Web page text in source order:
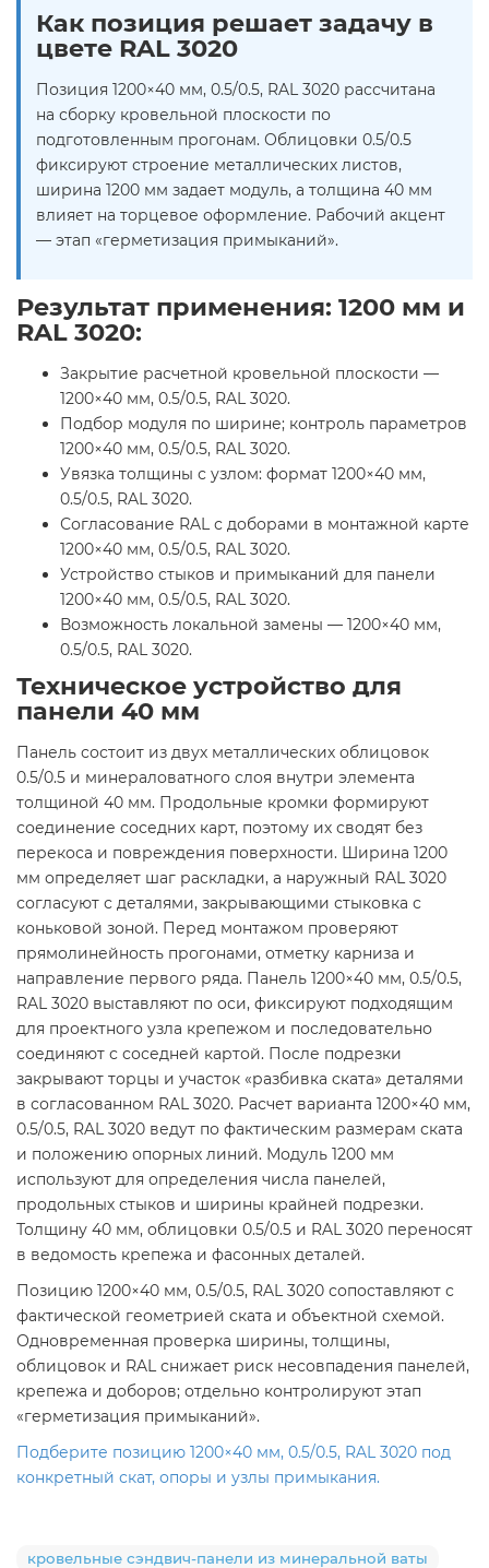
Как позиция решает задачу в
цвете RAL 3020
Позиция 1200×40 мм, 0.5/0.5, RAL 3020 рассчитана
на сборку кровельной плоскости по
подготовленным прогонам. Облицовки 0.5/0.5
фиксируют строение металлических листов,
ширина 1200 мм задает модуль, а толщина 40 мм
влияет на торцевое оформление. Рабочий акцент
— этап «герметизация примыканий».
Результат применения: 1200 мм и
RAL 3020:
Закрытие расчетной кровельной плоскости —
1200×40 мм, 0.5/0.5, RAL 3020.
Подбор модуля по ширине; контроль параметров
1200×40 мм, 0.5/0.5, RAL 3020.
Увязка толщины с узлом: формат 1200×40 мм,
0.5/0.5, RAL 3020.
Согласование RAL с доборами в монтажной карте
1200×40 мм, 0.5/0.5, RAL 3020.
Устройство стыков и примыканий для панели
1200×40 мм, 0.5/0.5, RAL 3020.
Возможность локальной замены — 1200×40 мм,
0.5/0.5, RAL 3020.
Техническое устройство для
панели 40 мм
Панель состоит из двух металлических облицовок
0.5/0.5 и минераловатного слоя внутри элемента
толщиной 40 мм. Продольные кромки формируют
соединение соседних карт, поэтому их сводят без
перекоса и повреждения поверхности. Ширина 1200
мм определяет шаг раскладки, а наружный RAL 3020
согласуют с деталями, закрывающими стыковка с
коньковой зоной. Перед монтажом проверяют
прямолинейность прогонами, отметку карниза и
направление первого ряда. Панель 1200×40 мм, 0.5/0.5,
RAL 3020 выставляют по оси, фиксируют подходящим
для проектного узла крепежом и последовательно
соединяют с соседней картой. После подрезки
закрывают торцы и участок «разбивка ската» деталями
в согласованном RAL 3020. Расчет варианта 1200×40 мм,
0.5/0.5, RAL 3020 ведут по фактическим размерам ската
и положению опорных линий. Модуль 1200 мм
используют для определения числа панелей,
продольных стыков и ширины крайней подрезки.
Толщину 40 мм, облицовки 0.5/0.5 и RAL 3020 переносят
в ведомость крепежа и фасонных деталей.
Позицию 1200×40 мм, 0.5/0.5, RAL 3020 сопоставляют с
фактической геометрией ската и объектной схемой.
Одновременная проверка ширины, толщины,
облицовок и RAL снижает риск несовпадения панелей,
крепежа и доборов; отдельно контролируют этап
«герметизация примыканий».
Подберите позицию 1200×40 мм, 0.5/0.5, RAL 3020 под
конкретный скат, опоры и узлы примыкания.
кровельные сэндвич-панели из минеральной ваты